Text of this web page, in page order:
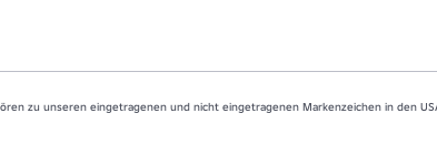
zu unseren eingetragenen und nicht eingetragenen Markenzeichen in den